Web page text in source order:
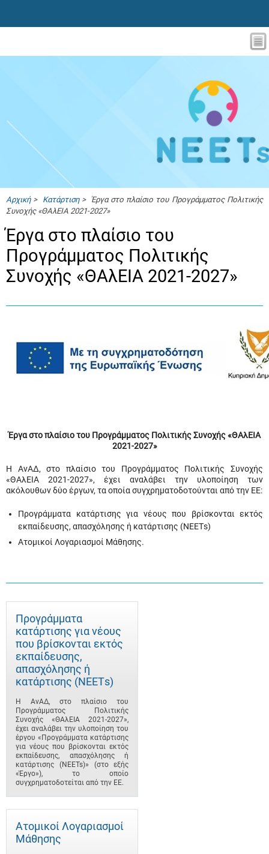
Αρχική> Κατάρτιση> Έργα στο πλαίσιο του Προγράμματος Πολιτικής
Συνοχής «ΘΑλΕΙΑ 2021-2027»
Έργα στο πλαίσιο του
Προγράμματος Πολιτικής
Συνοχής «ΘΑλΕΙΑ 2021-2027»
Έργα στο πλαίσιο του Προγράμματος Πολιτικής Συνοχής «ΘΑλΕΙΑ
2021-2027»
Η ΑνΑΔ, στο πλαίσιο του Προγράμματος Πολιτικής Συνοχής
«ΘΑλΕΙΑ 2021-2027», έχει αναλάβει την υλοποίηση των
ακόλουθων δύο έργων, τα οποία συγχρηματοδοτούνται από την ΕΕ:
Προγράμματα κατάρτισης για νέους που βρίσκονται εκτός
εκπαίδευσης, απασχόλησης ή κατάρτισης (ΝΕΕΤs)
Ατομικοί Λογαριασμοί Μάθησης.
Προγράμματα
κατάρτισης για νέους
που βρίσκονται εκτός
εκπαίδευσης,
απασχόλησης ή
κατάρτισης (ΝΕΕΤs)
Η ΑνΑΔ, στο πλαίσιο του
Προγράμματος Πολιτικής
Συνοχής «ΘΑλΕΙΑ 2021-2027»,
έχει αναλάβει την υλοποίηση του
έργου «Προγράμματα κατάρτισης
για νέους που βρίσκονται εκτός
εκπαίδευσης, απασχόλησης ή
κατάρτισης (NEETs)» (στο εξής
«Έργο»), το οποίο
συγχρηματοδοτείται από την ΕΕ.
Ατομικοί Λογαριασμοί
Μάθησης